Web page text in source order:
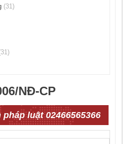
(31)
NĐ-CP
luật 02466565366